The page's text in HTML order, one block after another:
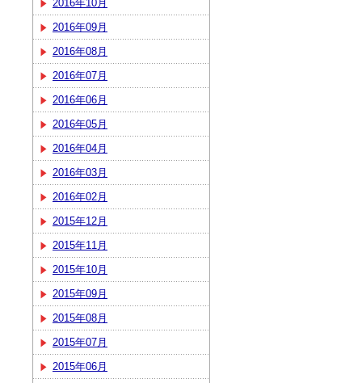
2016年10月
2016年09月
2016年08月
2016年07月
2016年06月
2016年05月
2016年04月
2016年03月
2016年02月
2015年12月
2015年11月
2015年10月
2015年09月
2015年08月
2015年07月
2015年06月